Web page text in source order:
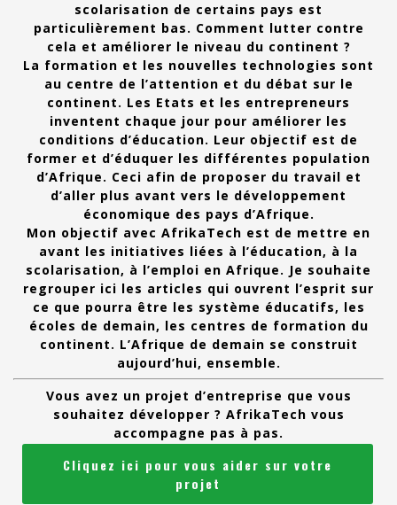
scolarisation de certains pays est
particulièrement bas. Comment lutter contre
cela et améliorer le niveau du continent ?
La formation et les nouvelles technologies sont
au centre de l’attention et du débat sur le
continent. Les Etats et les entrepreneurs
inventent chaque jour pour améliorer les
conditions d’éducation. Leur objectif est de
former et d’éduquer les différentes population
d’Afrique. Ceci afin de proposer du travail et
d’aller plus avant vers le développement
économique des pays d’Afrique.
Mon objectif avec AfrikaTech est de mettre en
avant les initiatives liées à l’éducation, à la
scolarisation, à l’emploi en Afrique. Je souhaite
regrouper ici les articles qui ouvrent l’esprit sur
ce que pourra être les système éducatifs, les
écoles de demain, les centres de formation du
continent. L’Afrique de demain se construit
aujourd’hui, ensemble.
Vous avez un projet d’entreprise que vous
souhaitez développer ? AfrikaTech vous
accompagne pas à pas.
Cliquez ici pour vous aider sur votre
projet